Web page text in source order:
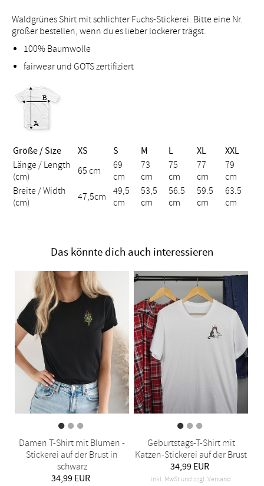
Waldgrünes Shirt mit schlichter Fuchs-Stickerei. Bitte eine Nr.
größer bestellen, wenn du es lieber lockerer trägst.
100% Baumwolle
fairwear und GOTS zertifiziert
Größe / Size XS S M L XL
XXL
Länge / Length
(cm)
65 cm
69
cm
73
cm
75
cm
77
cm
79
cm
Breite / Width
(cm)
47,5cm
49,5
cm
53,5
cm
56.5
cm
59.5
cm
63.5
cm
Das könnte dich auch interessieren
Damen T-Shirt mit Blumen -
Stickerei auf der Brust in
schwarz
34,99 EUR
Geburtstags-T-Shirt mit
Katzen-Stickerei auf der Brust
34,99 EUR
inkl. MwSt und zzgl. Versand